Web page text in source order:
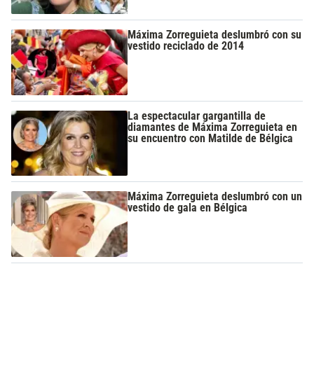
Máxima Zorreguieta deslumbró con su
vestido reciclado de 2014
La espectacular gargantilla de
diamantes de Máxima Zorreguieta en
su encuentro con Matilde de Bélgica
Máxima Zorreguieta deslumbró con un
vestido de gala en Bélgica